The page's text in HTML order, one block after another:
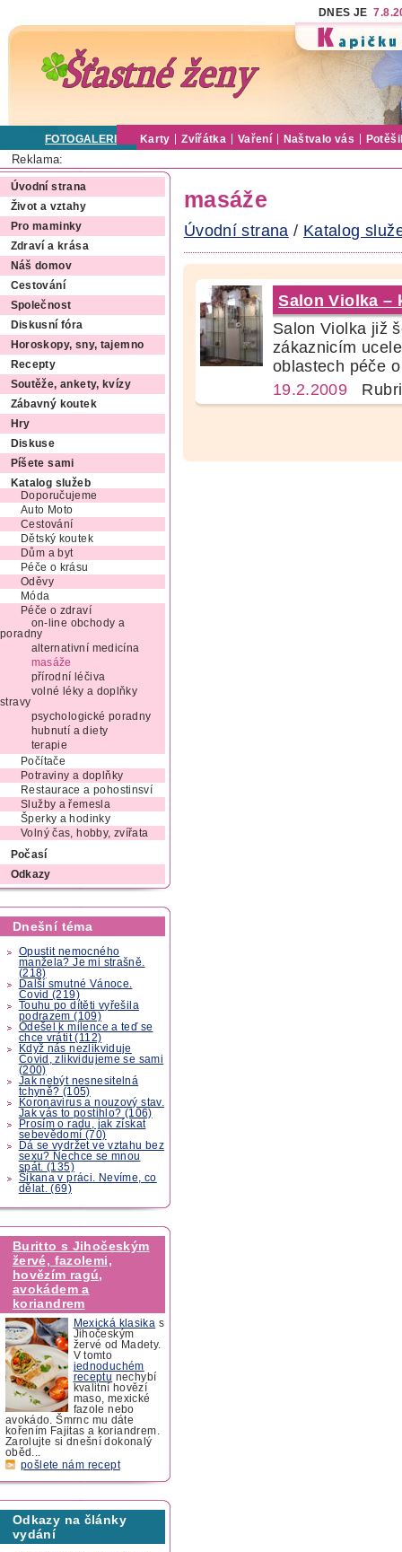
DNES JE
FOTOGALERIE Karty Zvířátka Vaření Naštvalo vás
Reklama:
Úvodní strana
Život a vztahy
Pro maminky
Zdraví a krása
Náš domov
Cestování
Společnost
Diskusní fóra
Horoskopy, sny, tajemno
Recepty
Soutěže, ankety, kvízy
Zábavný koutek
Hry
Diskuse
Píšete sami
Katalog služeb
Doporučujeme
Auto Moto
Cestování
Dětský koutek
Dům a byt
Péče o krásu
Oděvy
Móda
Péče o zdraví
on-line obchody a
poradny
alternativní medicína
masáže
přírodní léčiva
volné léky a doplňky
stravy
psychologické poradny
hubnutí a diety
terapie
Počítače
Potraviny a doplňky
Restaurace a pohostinsví
Služby a řemesla
Šperky a hodinky
Volný čas, hobby, zvířata
Počasí
Odkazy
Dnešní téma
Opustit nemocného
manžela? Je mi strašně.
(218)
Další smutné Vánoce.
Covid (219)
Touhu po dítěti vyřešila
podrazem (109)
Odešel k milence a teď se
chce vrátit (112)
Když nás nezlikviduje
Covid, zlikvidujeme se sami
(200)
Jak nebýt nesnesitelná
tchyně? (105)
Koronavirus a nouzový stav.
Jak vás to postihlo? (106)
Prosím o radu, jak získat
sebevědomí (70)
Dá se vydržet ve vztahu bez
sexu? Nechce se mnou
spát. (135)
Šikana v práci. Nevíme, co
dělat. (69)
Buritto s Jihočeským
žervé, fazolemi,
hovězím ragú,
avokádem a
koriandrem
Mexická klasika s
Jihočeským
žervé od Madety.
V tomto
jednoduchém
receptu nechybí
kvalitní hovězí
maso, mexické
fazole nebo
avokádo. Šmrnc mu dáte
kořením Fajitas a koriandrem.
Zarolujte si dnešní dokonalý
oběd...
pošlete nám recept
Odkazy na články
vydání
masáže
Úvodní strana / Katalog
Salon Violka –
Salon Violka již
zákaznicím
oblastech péče
19.2.2009